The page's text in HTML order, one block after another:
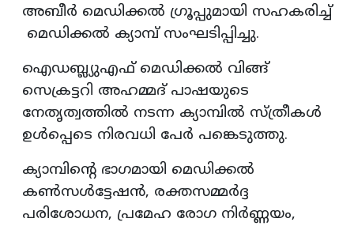
അബീര്‍ മെഡിക്കല്‍ ഗ്രൂപ്പുമായി സഹകരിച്ച്
മെഡിക്കല്‍ ക്യാമ്പ് സംഘടിപ്പിച്ചു.
ഐഡബ്ല്യുഎഫ് മെഡിക്കല്‍ വിങ്ങ്
സെക്രട്ടറി അഹമ്മദ് പാഷയുടെ
നേതൃത്വത്തില്‍ നടന്ന ക്യാമ്പില്‍ സ്ത്രീകള്‍
ഉള്‍പ്പെടെ നിരവധി പേര്‍ പങ്കെടുത്തു.
ക്യാമ്പിന്റെ ഭാഗമായി മെഡിക്കല്‍
കണ്‍സള്‍ട്ടേഷന്‍, രക്തസമ്മര്‍ദ്ദ
പരിശോധന, പ്രമേഹ രോഗ നിര്‍ണ്ണയം,